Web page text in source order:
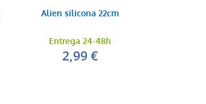
Alien silicona 22cm
Entrega 24-48h
2,99 €